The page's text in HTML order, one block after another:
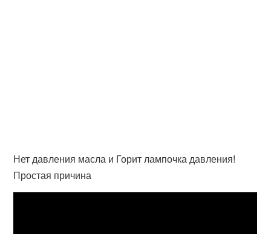
Нет давления масла и Горит лампочка давления!
Простая причина